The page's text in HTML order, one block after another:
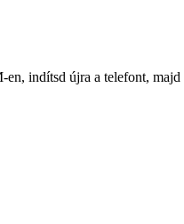
indítsd újra a telefont,